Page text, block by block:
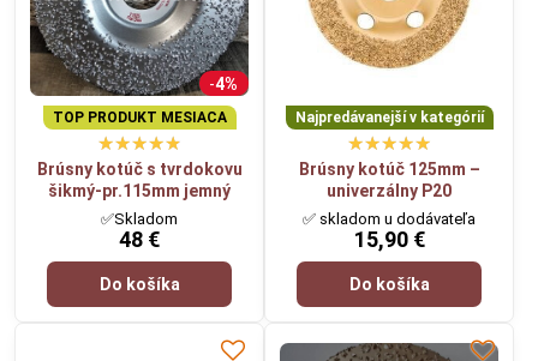
V minulosti bolo možné tieto kotúče získať v predajniach BOSCH a
vo svojich počiatkoch prakticky len na objednávku u predajcu z
produktového katalógu.
Dnes sa tieto kotúče uvedenej značky predávajú štandardne -
predajne ich zaradili do stálej ponuky.
4%
TOP PRODUKT MESIACA
Brúsny kotúč s tvrdokovu
šikmý-pr.115mm jemný
✅Skladom
48 €
Do košíka
Najpredávanejší v kategórií
Brúsny kotúč 125mm –
univerzálny P20
✅ skladom u dodávateľa
15,90 €
Do košíka